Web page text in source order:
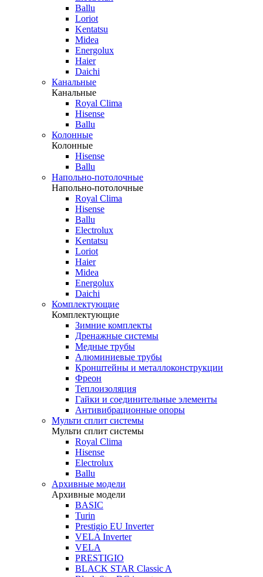
Ballu
Loriot
Kentatsu
Midea
Energolux
Haier
Daichi
Канальные
Канальные
Royal Clima
Hisense
Ballu
Колонные
Колонные
Hisense
Ballu
Напольно-потолочные
Напольно-потолочные
Royal Clima
Hisense
Ballu
Electrolux
Kentatsu
Loriot
Haier
Midea
Energolux
Daichi
Комплектующие
Комплектующие
Зимние комплекты
Дренажные системы
Медные трубы
Алюминиевые трубы
Кронштейны и металлоконструкции
Фреон
Теплоизоляция
Гайки и соединительные элементы
Антивибрационные опоры
Мульти сплит системы
Мульти сплит системы
Royal Clima
Hisense
Electrolux
Ballu
Архивные модели
Архивные модели
BASIC
Turin
Prestigio EU Inverter
VELA Inverter
VELA
PRESTIGIO
BLACK STAR Classic A